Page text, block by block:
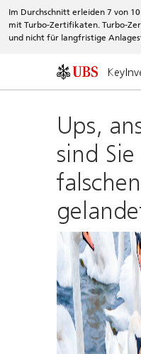
Im Durchschnitt erleiden 7 von
mit Turbo-Zertifikaten. Turbo-
und nicht für langfristige
Ups,
sind Sie